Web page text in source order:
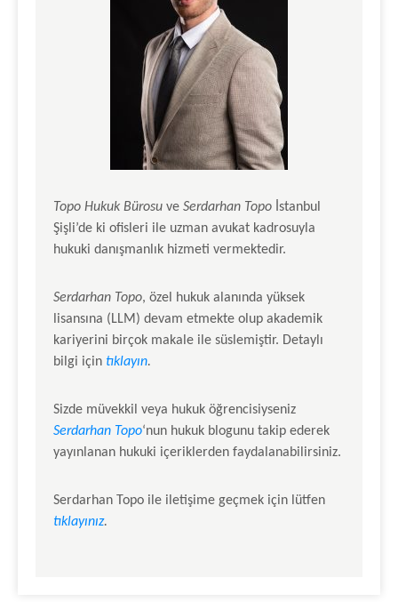
Topo Hukuk Bürosu ve Serdarhan Topo İstanbul
Şişli’de ki ofisleri ile uzman avukat kadrosuyla
hukuki danışmanlık hizmeti vermektedir.
Serdarhan Topo, özel hukuk alanında yüksek
lisansına (LLM) devam etmekte olup akademik
kariyerini birçok makale ile süslemiştir. Detaylı
bilgi için tıklayın.
Sizde müvekkil veya hukuk öğrencisiyseniz
Serdarhan Topo‘nun hukuk blogunu takip ederek
yayınlanan hukuki içeriklerden faydalanabilirsiniz.
Serdarhan Topo ile iletişime geçmek için lütfen
tıklayınız.